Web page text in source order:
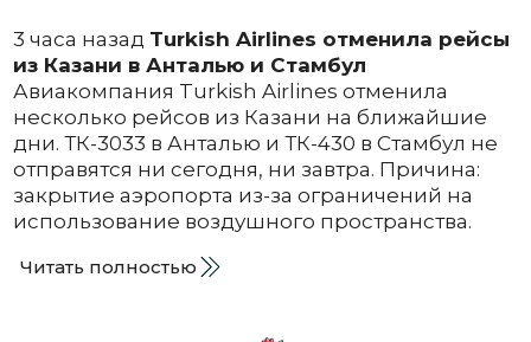
3 часа назад Turkish Airlines отменила рейсы
из Казани в Анталью и Стамбул
Авиакомпания Turkish Airlines отменила
несколько рейсов из Казани на ближайшие
дни. ТК-3033 в Анталью и ТК-430 в Стамбул не
отправятся ни сегодня, ни завтра. Причина:
закрытие аэропорта из-за ограничений на
использование воздушного пространства.
Читать полностью